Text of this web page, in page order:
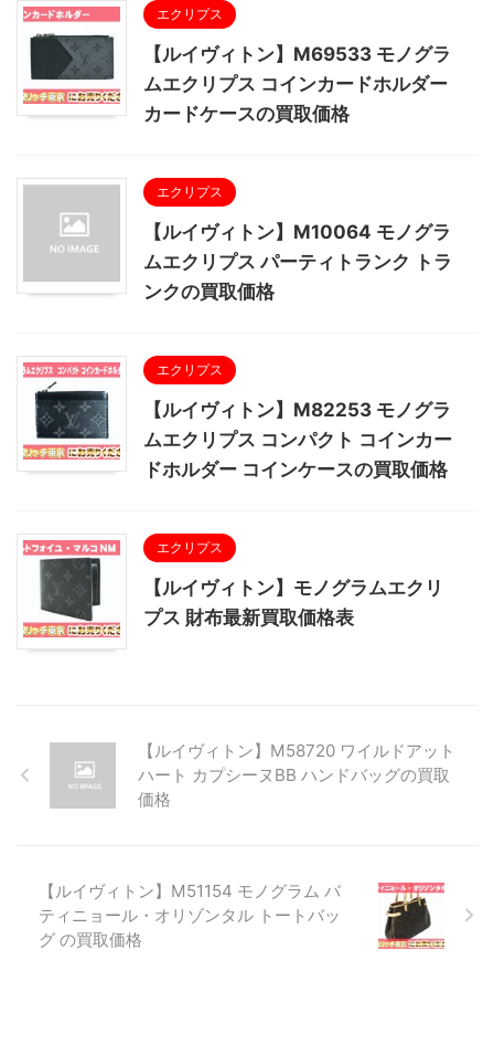
エクリプス
【ルイヴィトン】M69533 モノグラ
ムエクリプス コインカードホルダー
カードケースの買取価格
エクリプス
【ルイヴィトン】M10064 モノグラ
ムエクリプス パーティトランク トラ
ンクの買取価格
エクリプス
【ルイヴィトン】M82253 モノグラ
ムエクリプス コンパクト コインカー
ドホルダー コインケースの買取価格
エクリプス
【ルイヴィトン】モノグラムエクリ
プス 財布最新買取価格表
【ルイヴィトン】M58720 ワイルドアット
ハート カプシーヌBB ハンドバッグの買取
価格
【ルイヴィトン】M51154 モノグラム バ
ティニョール・オリゾンタル トートバッ
グ の買取価格